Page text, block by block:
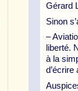
Gérard
Sinon
–
liberté.
à la